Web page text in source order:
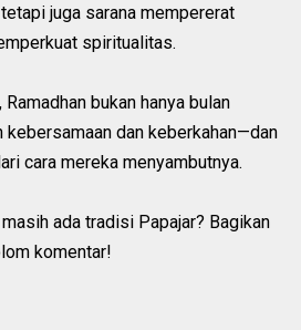
juga sarana mempererat
spiritualitas.
bukan hanya bulan
kebersamaan dan keberkahan—dan
cara mereka menyambutnya.
ada tradisi Papajar? Bagikan
komentar!